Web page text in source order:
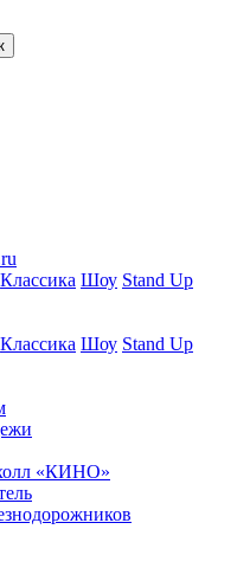
Классика Шоу Stand Up
Классика Шоу Stand Up
«КИНО»